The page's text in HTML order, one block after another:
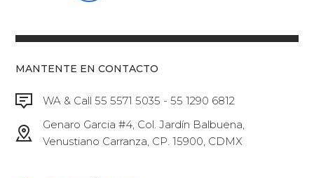
MANTENTE EN CONTACTO
WA & Call 55 5571 5035 - 55 1290 6812
Genaro Garcia #4, Col. Jardín Balbuena,
Venustiano Carranza, CP. 15900, CDMX